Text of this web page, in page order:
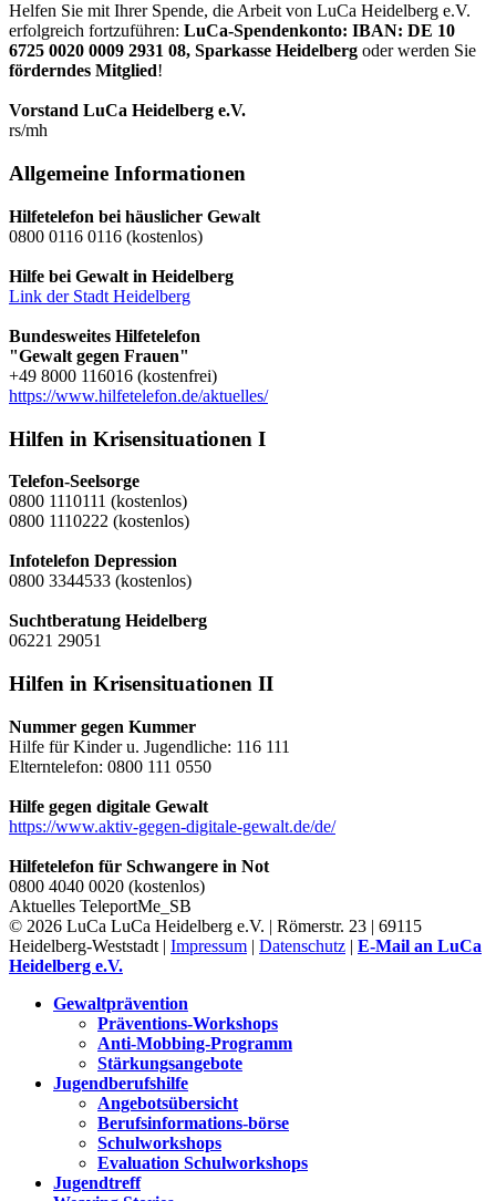
Helfen Sie mit Ihrer Spende, die Arbeit von LuCa Heidelberg e.V.
erfolgreich fortzuführen: LuCa-Spendenkonto: IBAN: DE 10
6725 0020 0009 2931 08, Sparkasse Heidelberg oder werden Sie
förderndes Mitglied!
Vorstand LuCa Heidelberg e.V.
rs/mh
Allgemeine Informationen
Hilfetelefon bei häuslicher Gewalt
0800 0116 0116 (kostenlos)
Hilfe bei Gewalt in Heidelberg
Link der Stadt Heidelberg
Bundesweites Hilfetelefon
"Gewalt gegen Frauen"
+49 8000 116016 (kostenfrei)
https://www.hilfetelefon.de/aktuelles/
Hilfen in Krisensituationen I
Telefon-Seelsorge
0800 1110111 (kostenlos)
0800 1110222 (kostenlos)
Infotelefon Depression
0800 3344533 (kostenlos)
Suchtberatung Heidelberg
06221 29051
Hilfen in Krisensituationen II
Nummer gegen Kummer
Hilfe für Kinder u. Jugendliche: 116 111
Elterntelefon: 0800 111 0550
Hilfe gegen digitale Gewalt
https://www.aktiv-gegen-digitale-gewalt.de/de/
Hilfetelefon für Schwangere in Not
0800 4040 0020 (kostenlos)
Aktuelles TeleportMe_SB
© 2026 LuCa LuCa Heidelberg e.V. | Römerstr. 23 | 69115
Heidelberg-Weststadt | Impressum | Datenschutz | E-Mail an LuCa
Heidelberg e.V.
Gewaltprävention
Präventions-Workshops
Anti-Mobbing-Programm
Stärkungsangebote
Jugendberufshilfe
Angebotsübersicht
Berufsinformations-börse
Schulworkshops
Evaluation Schulworkshops
Jugendtreff